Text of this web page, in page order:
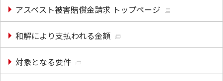
アスベスト被害賠償金請求 トップページ
和解により支払われる金額
対象となる要件